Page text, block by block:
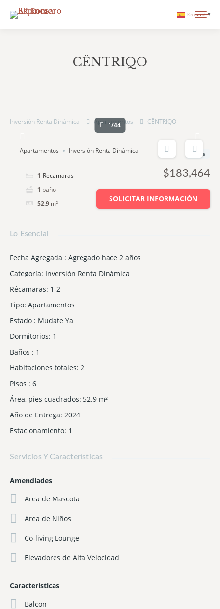
CËNTRIQO
Inversión Renta Dinámica Apartamentos CËNTRIQO
1/44
Apartamentos Inversión Renta Dinámica
1 cama
1 baño
52.9 m²
$183,464
Desde
SOLICITAR INFORMACIÓN
Lo Esencial
Fecha Agregada : Agregado hace 2 años
Categoría: Inversión Renta Dinámica
Récamaras: 1-2
Tipo: Apartamentos
Estado : Mudate Ya
Dormitorios: 1
Baños : 1
Habitaciones totales: 2
Pisos : 6
Área, pies cuadrados: 52.9 m²
Año de Entrega: 2024
Estacionamiento: 1
Servicios Y Características
Amendiades
Area de Mascota
Area de Niños
Co-living Lounge
Elevadores de Alta Velocidad
Características
Balcon
Español ▼